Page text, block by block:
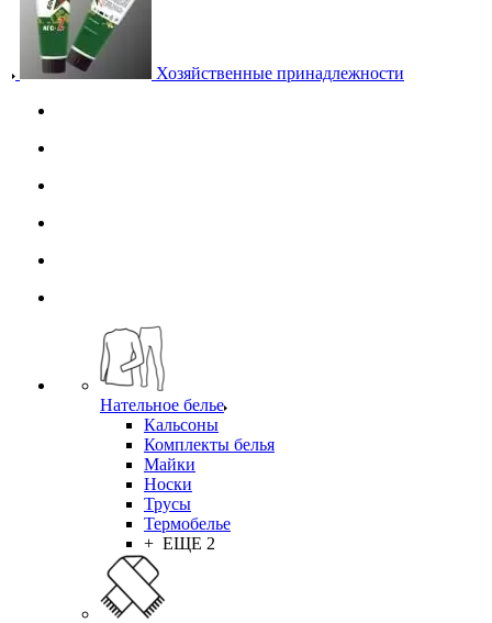
Хозяйственные принадлежности
Нательное белье
Кальсоны
Комплекты белья
Майки
Носки
Трусы
Термобелье
+ ЕЩЕ 2